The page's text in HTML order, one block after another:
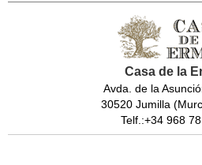
Casa de la
Avda. de la
30520 Jumilla
Telf.:+34 968